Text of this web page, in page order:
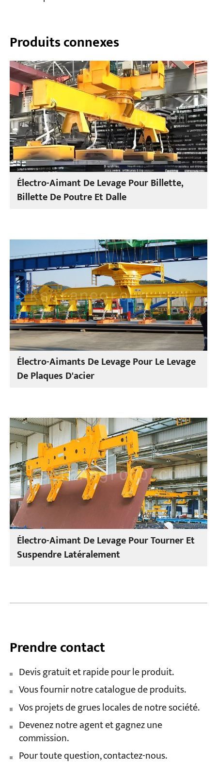
Produits connexes
Électro-Aimant De Levage Pour Billette,
Billette De Poutre Et Dalle
Électro-Aimants De Levage Pour Le Levage
De Plaques D'acier
Électro-Aimant De Levage Pour Tourner Et
Suspendre Latéralement
Prendre contact
Devis gratuit et rapide pour le produit.
Vous fournir notre catalogue de produits.
Vos projets de grues locales de notre société.
Devenez notre agent et gagnez une
commission.
Pour toute question, contactez-nous.